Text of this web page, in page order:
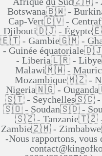
Botswana🇧🇼 -
Cap-Vert🇨🇻 -
Djibouti🇩🇯 -
🇪🇹 - Gambie🇬🇲 -
- Guinée
- Liberia🇱🇷 -
Malawi🇲🇼 -
Mozambique🇲🇿 -
Nigeria🇳🇬 -
🇸🇹 - Seychelles🇸🇨 -
🇸🇴 - Soudan🇸🇩 -
🇸🇿 - Tanzanie🇹🇿
Zambie🇿🇲 -
-Nous rapportons,